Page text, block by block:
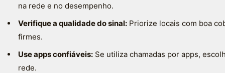
na rede e no desempenho.
Verifique a qualidade do sinal: Priorize locais com boa
firmes.
Use apps confiáveis: Se utiliza chamadas por apps,
rede.